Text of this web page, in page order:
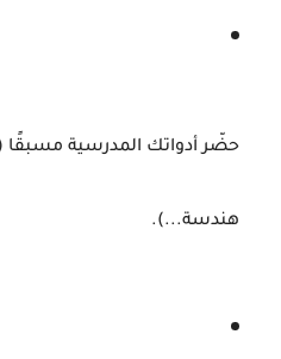
حضّرأدواتك المدرسية مسبقًا
هندسة...).